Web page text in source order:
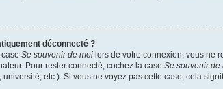
déconnecté ?
Se souvenir de moi lors de votre connexion, vous ne
Pour rester connecté, cochez la case Se souvenir de
etc.). Si vous ne voyez pas cette case, cela